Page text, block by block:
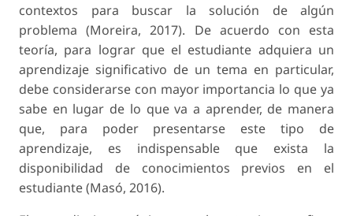
contextos para buscar la solución de algún
problema (Moreira, 2017). De acuerdo con esta
teoría, para lograr que el estudiante adquiera un
aprendizaje significativo de un tema en particular,
debe considerarse con mayor importancia lo que ya
sabe en lugar de lo que va a aprender, de manera
que, para poder presentarse este tipo de
aprendizaje, es indispensable que exista la
disponibilidad de conocimientos previos en el
estudiante (Masó, 2016).